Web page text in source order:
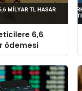
6,6
ödemesi